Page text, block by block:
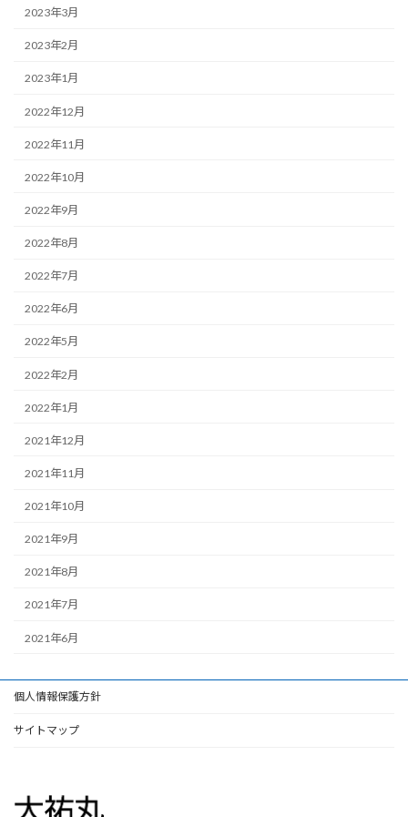
2023年3月
2023年2月
2023年1月
2022年12月
2022年11月
2022年10月
2022年9月
2022年8月
2022年7月
2022年6月
2022年5月
2022年2月
2022年1月
2021年12月
2021年11月
2021年10月
2021年9月
2021年8月
2021年7月
2021年6月
個人情報保護方針
サイトマップ